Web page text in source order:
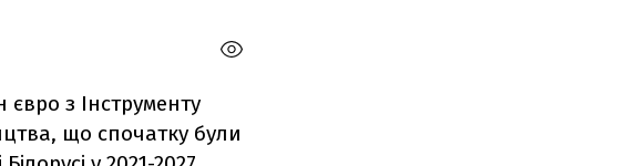
євро з Інструменту
що спочатку були